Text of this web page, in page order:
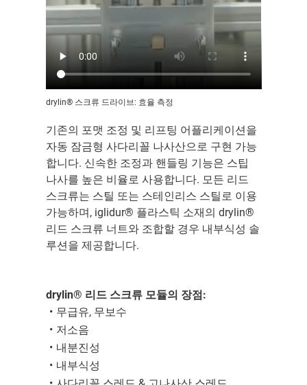
drylin® 스크류 드라이브: 효율 측정
기존의 포맷 조정 및 리프팅 어플리케이션을
자동 잠금형 사다리꼴 나사산으로 구현 가능
합니다. 신속한 조정과 핸들링 기능은 스팁
나사를 높은 비율로 사용합니다. 모든 리드
스크류는 스틸 또는 스테인리스 스틸로 이용
가능하며, iglidur® 플라스틱 소재의 drylin®
리드 스크류 너트와 조합할 경우 내부식성 솔
루션을 제공합니다.
drylin® 리드 스크류 모듈의 장점:
무급유, 무보수
저소음
내분진성
내부식성